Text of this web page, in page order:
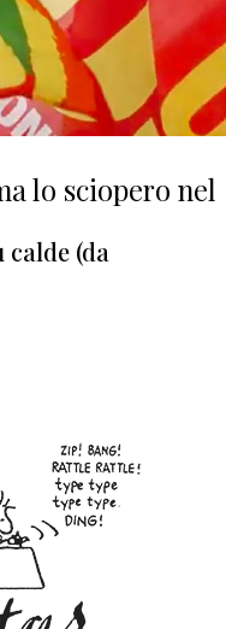
lo sciopero nel
(da